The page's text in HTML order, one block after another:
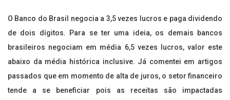
O Banco do Brasil negocia a 3,5 vezes lucros e paga dividendo
de dois dígitos. Para se ter uma ideia, os demais bancos
brasileiros negociam em média 6,5 vezes lucros, valor este
abaixo da média histórica inclusive. Já comentei em artigos
passados que em momento de alta de juros, o setor financeiro
tende a se beneficiar pois as receitas são impactadas